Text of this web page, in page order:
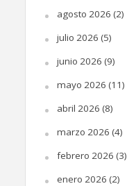
agosto 2026 (2)
julio 2026 (5)
junio 2026 (9)
mayo 2026 (11)
abril 2026 (8)
marzo 2026 (4)
febrero 2026 (3)
enero 2026 (2)